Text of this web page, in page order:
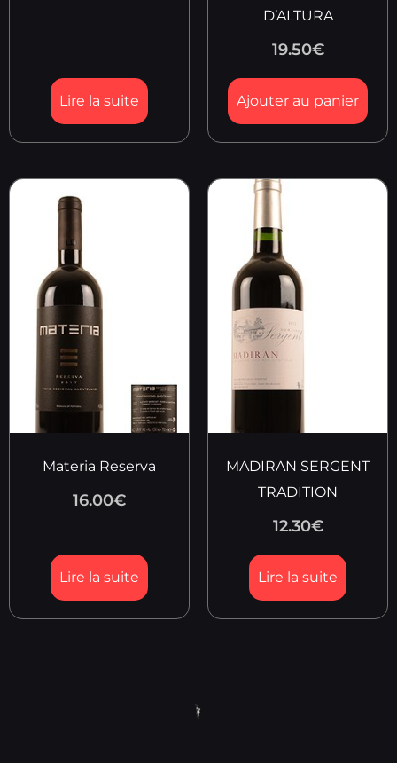
Lire la suite
D’ALTURA
19.50€
Ajouter au panier
Materia Reserva
16.00€
Lire la suite
MADIRAN SERGENT
TRADITION
12.30€
Lire la suite